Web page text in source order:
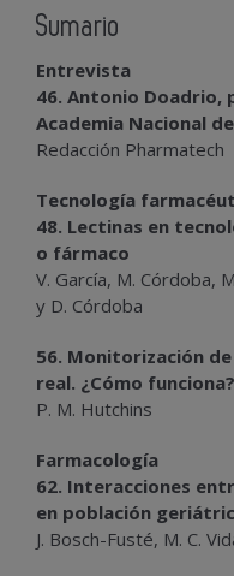
Sumario
Entrevista
46. Antonio Doadrio,
Academia Nacional
Redacción Pharmatech
Tecnología
48. Lectinas en
o fármaco
V. García, M. Córdoba,
y D. Córdoba
56. Monitorización
real. ¿Cómo
P. M. Hutchins
Farmacología
62. Interacciones
en población
J. Bosch-Fusté, M. C.